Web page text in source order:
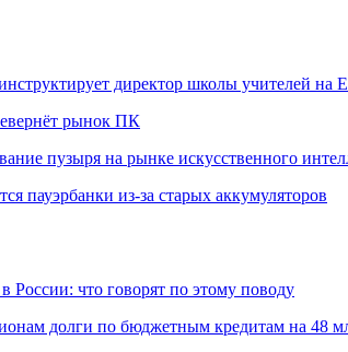
директор школы учителей на
рынок ПК
пузыря на рынке искусственного
пауэрбанки из-за старых аккумуляторов
России: что говорят по этому поводу
долги по бюджетным кредитам на 48